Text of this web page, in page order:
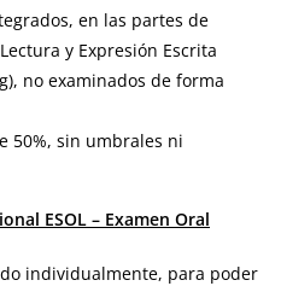
en las partes de
y Expresión Escrita
no examinados de forma
50%, sin umbrales ni
ESOL – Examen Oral
individualmente, para poder